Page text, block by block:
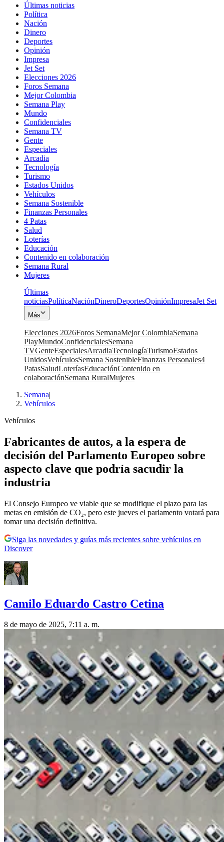
Últimas noticias
Política
Nación
Dinero
Deportes
Opinión
Impresa
Jet Set
Elecciones 2026
Foros Semana
Mejor Colombia
Semana Play
Mundo
Confidenciales
Semana TV
Gente
Especiales
Arcadia
Tecnología
Turismo
Estados Unidos
Vehículos
Semana Sostenible
Finanzas Personales
4 Patas
Salud
Loterías
Educación
Contenido en colaboración
Semana Rural
Mujeres
Últimas
noticiasPolíticaNaciónDineroDeportesOpiniónImpresaJet Set
Más
Elecciones 2026Foros SemanaMejor ColombiaSemana
PlayMundoConfidencialesSemana
TVGenteEspecialesArcadiaTecnologíaTurismoEstados
UnidosVehículosSemana SostenibleFinanzas Personales4
PatasSaludLoteríasEducaciónContenido en
colaboraciónSemana RuralMujeres
Semana|
Vehículos
Vehículos
Fabricantes de autos, a la espera de
decisión del Parlamento Europeo sobre
aspecto clave que podría sacudir la
industria
El Consejo Europeo ve viable que se modifique el plazo para las
metas en emisión de CO₂, pero este jueves el parlamento votará para
tomar una decisión definitiva.
Siga las novedades y guías más recientes sobre vehículos en
Discover
Camilo Eduardo Castro Cetina
8 de mayo de 2025, 7:11 a. m.